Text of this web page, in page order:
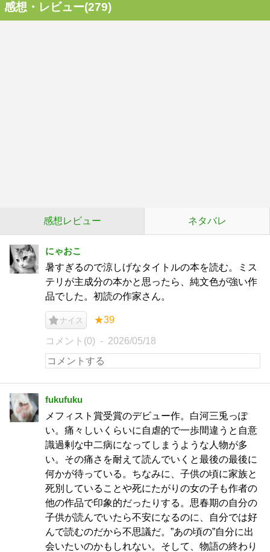
感想・レビュー(279)
感想レビュー ネタバレ
にゃおこ
暑すぎるので涼しげなタイトルの本を読む。ミス
テリが主成分の本かと思ったら、純文色が強い作
品でした。初読の作家さん。
ナイス ★39
コメント(0) 2026/05/18
fukufuku
メフィスト賞受賞のデビュー作。白河三兎っぽ
い。痛々しいくらいに自虐的で一歩間違うと自意
識過剰な中二病になってしまうような人物が多
い。その痛さを耐えて読んでいくと最後の最後に
何かが待っている。ちなみに、子供の頃に家族と
死別していることや死にたがりの女の子も作者の
他の作品で印象的だったりする。思春期の自分の
子供が読んでいたら不安になるのに、自分では好
んで読むのだから不思議だ。”あの頃の”自分に出
会いたいのかもしれない。そして、物語の終わり